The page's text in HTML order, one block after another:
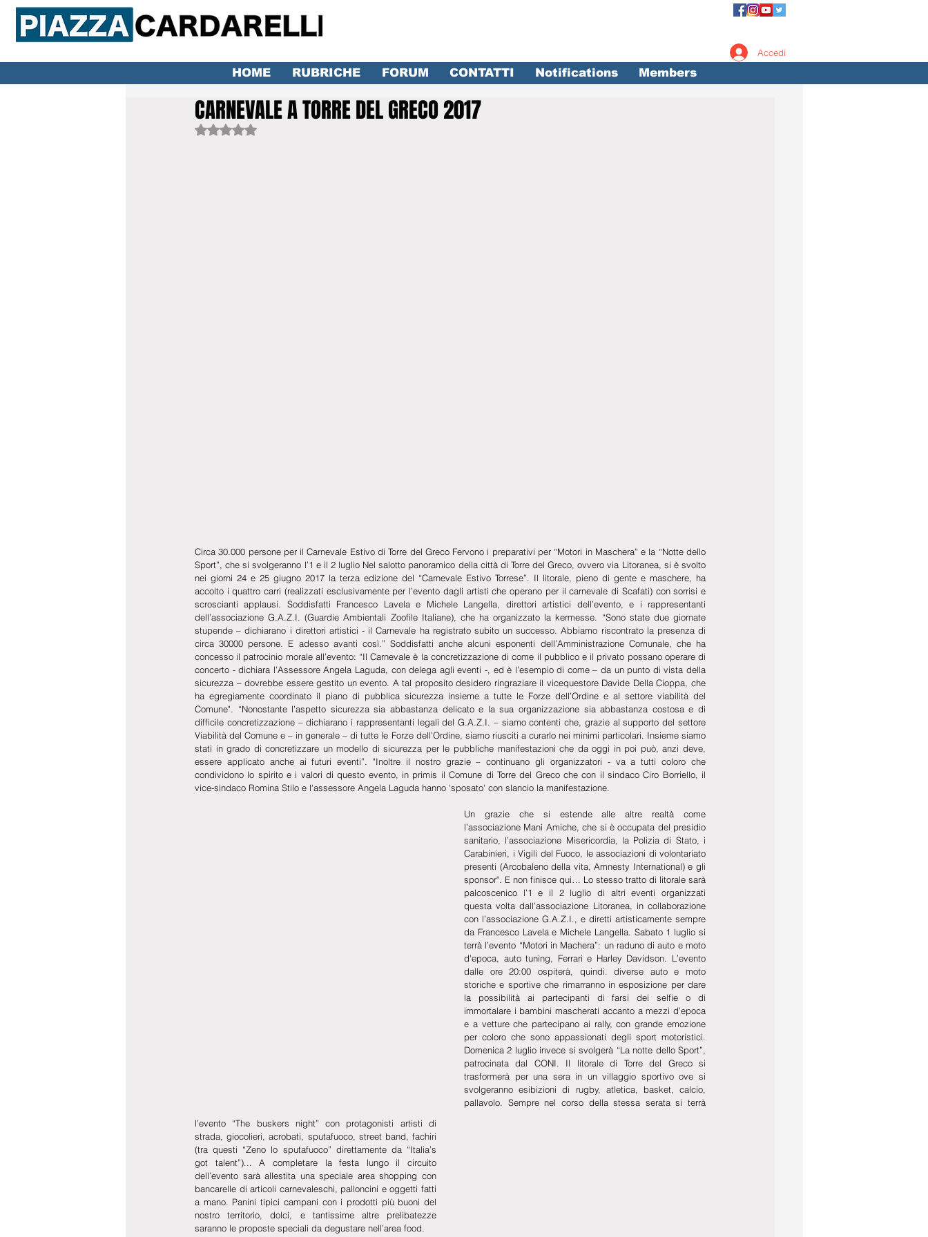
HOME RUBRICHE FORUM CONTATTI Notifications Members
Accedi
CARNEVALE A TORRE DEL GRECO 2017
Valutazione NaN stelle su 5.
Circa 30.000 persone per il Carnevale Estivo di Torre del Greco Fervono i preparativi per “Motori in Maschera” e la “Notte dello
Sport”, che si svolgeranno l’1 e il 2 luglio Nel salotto panoramico della città di Torre del Greco, ovvero via Litoranea, si è svolto
nei giorni 24 e 25 giugno 2017 la terza edizione del “Carnevale Estivo Torrese”. Il litorale, pieno di gente e maschere, ha
accolto i quattro carri (realizzati esclusivamente per l’evento dagli artisti che operano per il carnevale di Scafati) con sorrisi e
scroscianti applausi. Soddisfatti Francesco Lavela e Michele Langella, direttori artistici dell’evento, e i rappresentanti
dell’associazione G.A.Z.I. (Guardie Ambientali Zoofile Italiane), che ha organizzato la kermesse. “Sono state due giornate
stupende – dichiarano i direttori artistici - il Carnevale ha registrato subito un successo. Abbiamo riscontrato la presenza di
circa 30000 persone. E adesso avanti così.” Soddisfatti anche alcuni esponenti dell’Amministrazione Comunale, che ha
concesso il patrocinio morale all’evento: “Il Carnevale è la concretizzazione di come il pubblico e il privato possano operare di
concerto - dichiara l’Assessore Angela Laguda, con delega agli eventi -, ed è l’esempio di come – da un punto di vista della
sicurezza – dovrebbe essere gestito un evento. A tal proposito desidero ringraziare il vicequestore Davide Della Cioppa, che
ha egregiamente coordinato il piano di pubblica sicurezza insieme a tutte le Forze dell’Ordine e al settore viabilità del
Comune". “Nonostante l’aspetto sicurezza sia abbastanza delicato e la sua organizzazione sia abbastanza costosa e di
difficile concretizzazione – dichiarano i rappresentanti legali del G.A.Z.I. – siamo contenti che, grazie al supporto del settore
Viabilità del Comune e – in generale – di tutte le Forze dell’Ordine, siamo riusciti a curarlo nei minimi particolari. Insieme siamo
stati in grado di concretizzare un modello di sicurezza per le pubbliche manifestazioni che da oggi in poi può, anzi deve,
essere applicato anche ai futuri eventi”. "Inoltre il nostro grazie – continuano gli organizzatori - va a tutti coloro che
condividono lo spirito e i valori di questo evento, in primis il Comune di Torre del Greco che con il sindaco Ciro Borriello, il
vice-sindaco Romina Stilo e l'assessore Angela Laguda hanno 'sposato' con slancio la manifestazione.
Un grazie che si estende alle altre realtà come
l’associazione Mani Amiche, che si è occupata del presidio
sanitario, l’associazione Misericordia, la Polizia di Stato, i
Carabinieri, i Vigili del Fuoco, le associazioni di volontariato
presenti (Arcobaleno della vita, Amnesty International) e gli
sponsor". E non finisce qui… Lo stesso tratto di litorale sarà
palcoscenico l’1 e il 2 luglio di altri eventi organizzati
questa volta dall’associazione Litoranea, in collaborazione
con l’associazione G.A.Z.I., e diretti artisticamente sempre
da Francesco Lavela e Michele Langella. Sabato 1 luglio si
terrà l’evento “Motori in Machera”: un raduno di auto e moto
d'epoca, auto tuning, Ferrari e Harley Davidson. L’evento
dalle ore 20:00 ospiterà, quindi. diverse auto e moto
storiche e sportive che rimarranno in esposizione per dare
la possibilità ai partecipanti di farsi dei selfie o di
immortalare i bambini mascherati accanto a mezzi d’epoca
e a vetture che partecipano ai rally, con grande emozione
per coloro che sono appassionati degli sport motoristici.
Domenica 2 luglio invece si svolgerà “La notte dello Sport”,
patrocinata dal CONI. Il litorale di Torre del Greco si
trasformerà per una sera in un villaggio sportivo ove si
svolgeranno esibizioni di rugby, atletica, basket, calcio,
pallavolo. Sempre nel corso della stessa serata si terrà
l’evento “The buskers night” con protagonisti artisti di
strada, giocolieri, acrobati, sputafuoco, street band, fachiri
(tra questi “Zeno lo sputafuoco” direttamente da “Italia’s
got talent”)... A completare la festa lungo il circuito
dell’evento sarà allestita una speciale area shopping con
bancarelle di articoli carnevaleschi, palloncini e oggetti fatti
a mano. Panini tipici campani con i prodotti più buoni del
nostro territorio, dolci, e tantissime altre prelibatezze
saranno le proposte speciali da degustare nell’area food.